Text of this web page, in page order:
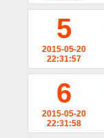
5
2015-05-20
22:31:57
6
2015-05-20
22:31:58